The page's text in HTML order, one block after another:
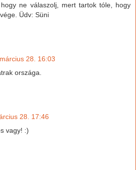
ne válaszolj, mert tartok tóle, hogy
Üdv: Süni
28. 16:03
országa.
28. 17:46
vagy! :)